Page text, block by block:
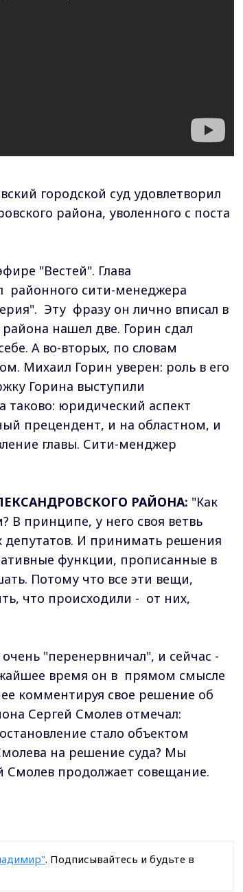
городской суд удовлетворил
района, уволенного с поста
"Вестей". Глава
районного сити-менеджера
Эту фразу он лично вписал в
нашел две. Горин сдал
А во-вторых, по словам
Михаил Горин уверен: роль в его
Горина выступили
юридический аспект
прецендент, и на областном, и
главы. Сити-менджер
РАЙОНА: "Как
В принципе, у него своя ветвь
депутатов. И принимать решения
функции, прописанные в
Потому что все эти вещи,
что происходили - от них,
"перенервничал", и сейчас -
время он в прямом смысле
комментируя свое решение об
Сергей Смолев отмечал:
стало объектом
на решение суда? Мы
Смолев продолжает совещание.
. Подписывайтесь и будьте в